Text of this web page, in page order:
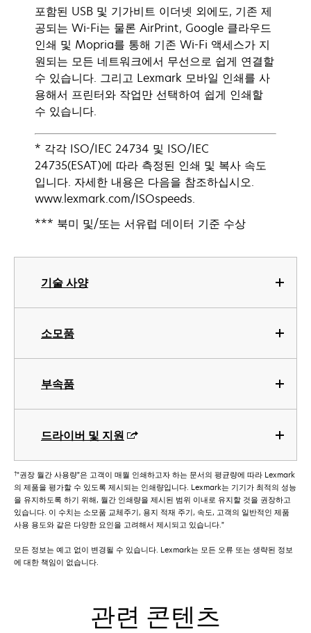
기술 사양
소모품
부속품
드라이버 및 지원
포함된 USB 및 기가비트 이더넷 외에도, 기존 제
공되는 Wi-Fi는 물론 AirPrint, Google 클라우드
인쇄 및 Mopria를 통해 기존 Wi-Fi 액세스가 지
원되는 모든 네트워크에서 무선으로 쉽게 연결할
수 있습니다. 그리고 Lexmark 모바일 인쇄를 사
용해서 프린터와 작업만 선택하여 쉽게 인쇄할
수 있습니다.
* 각각 ISO/IEC 24734 및 ISO/IEC
24735(ESAT)에 따라 측정된 인쇄 및 복사 속도
입니다. 자세한 내용은 다음을 참조하십시오.
www.lexmark.com/ISOspeeds.
*** 북미 및/또는 서유럽 데이터 기준 수상
†"권장 월간 사용량”은 고객이 매월 인쇄하고자 하는 문서의 평균량에 따라 Lexmark
의 제품을 평가할 수 있도록 제시되는 인쇄량입니다. Lexmark는 기기가 최적의 성능
을 유지하도록 하기 위해, 월간 인쇄량을 제시된 범위 이내로 유지할 것을 권장하고
있습니다. 이 수치는 소모품 교체주기, 용지 적재 주기, 속도, 고객의 일반적인 제품
사용 용도와 같은 다양한 요인을 고려해서 제시되고 있습니다.”
모든 정보는 예고 없이 변경될 수 있습니다. Lexmark는 모든 오류 또는 생략된 정보
에 대한 책임이 없습니다.
관련 콘텐츠